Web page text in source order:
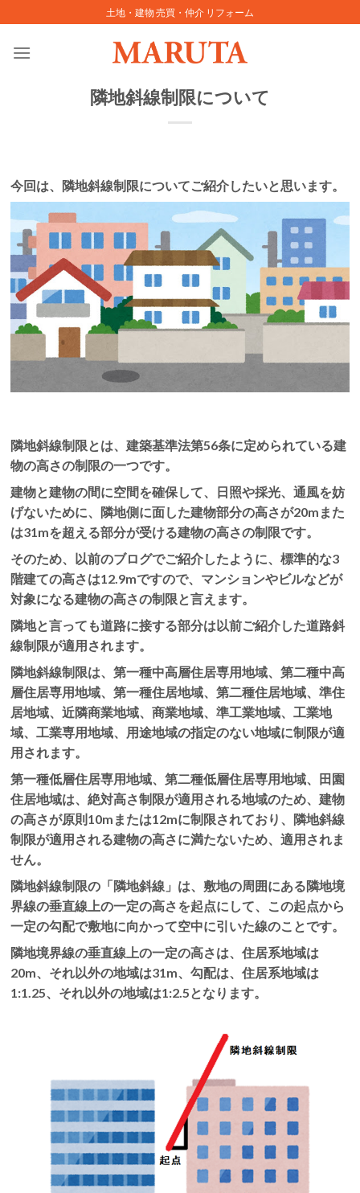
to
content
土地・建物 売買・仲介 リフォーム
隣地斜線制限について
今回は、隣地斜線制限についてご紹介したいと思います。
隣地斜線制限とは、建築基準法第56条に定められている建
物の高さの制限の一つです。
建物と建物の間に空間を確保して、日照や採光、通風を妨
げないために、隣地側に面した建物部分の高さが20mまた
は31mを超える部分が受ける建物の高さの制限です。
そのため、以前のブログでご紹介したように、標準的な3
階建ての高さは12.9mですので、マンションやビルなどが
対象になる建物の高さの制限と言えます。
隣地と言っても道路に接する部分は以前ご紹介した道路斜
線制限が適用されます。
隣地斜線制限は、第一種中高層住居専用地域、第二種中高
層住居専用地域、第一種住居地域、第二種住居地域、準住
居地域、近隣商業地域、商業地域、準工業地域、工業地
域、工業専用地域、用途地域の指定のない地域に制限が適
用されます。
第一種低層住居専用地域、第二種低層住居専用地域、田園
住居地域は、絶対高さ制限が適用される地域のため、建物
の高さが原則10mまたは12mに制限されており、隣地斜線
制限が適用される建物の高さに満たないため、適用されま
せん。
隣地斜線制限の「隣地斜線」は、敷地の周囲にある隣地境
界線の垂直線上の一定の高さを起点にして、この起点から
一定の勾配で敷地に向かって空中に引いた線のことです。
隣地境界線の垂直線上の一定の高さは、住居系地域は
20m、それ以外の地域は31m、勾配は、住居系地域は
1:1.25、それ以外の地域は1:2.5となります。